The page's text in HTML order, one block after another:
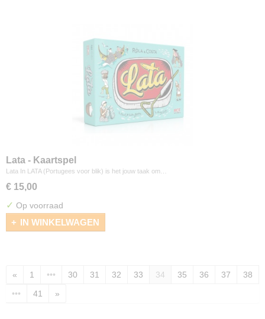
Lata - Kaartspel
Lata In LATA (Portugees voor blik) is het jouw taak om…
€ 15,00
✓ Op voorraad
IN WINKELWAGEN
« 1 ••• 30 31 32 33 34 35 36 37
38
•••
41 »